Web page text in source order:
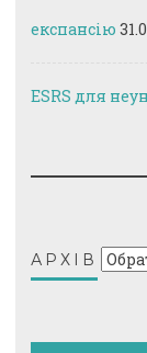
експансію
ESRS для
АРХІВ Архів